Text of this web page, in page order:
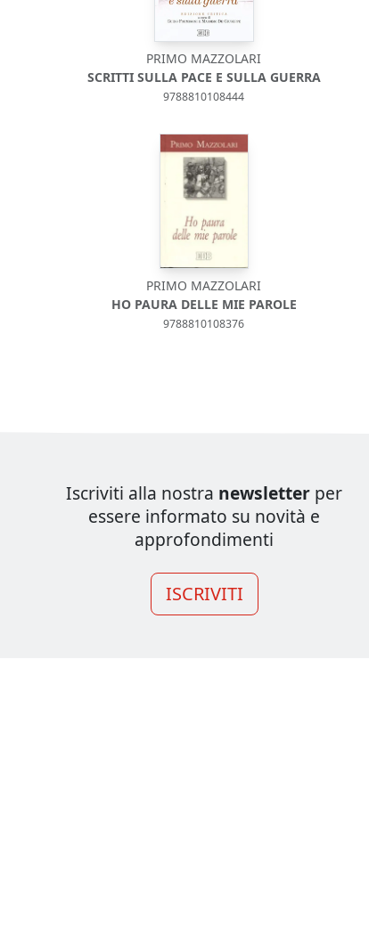
PRIMO MAZZOLARI
SCRITTI SULLA PACE E SULLA GUERRA
9788810108444
PRIMO MAZZOLARI
HO PAURA DELLE MIE PAROLE
9788810108376
Iscriviti alla nostra newsletter per
essere informato su novità e
approfondimenti
ISCRIVITI